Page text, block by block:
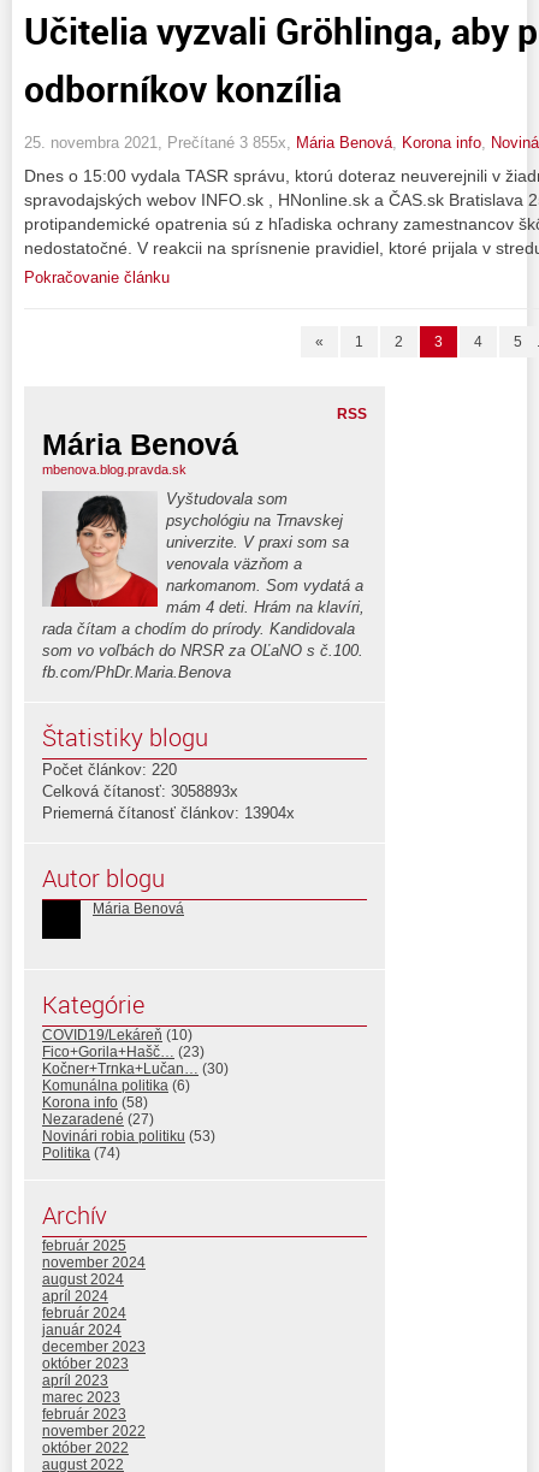
Učitelia vyzvali Gröhlinga, aby
odborníkov konzília
25. novembra 2021, Prečítané 3 855x, Mária Benová, Korona info,
Dnes o 15:00 vydala TASR správu, ktorú doteraz neuverejnili v
spravodajských webov INFO.sk , HNonline.sk a ČAS.sk Bratislava
protipandemické opatrenia sú z hľadiska ochrany zamestnancov
nedostatočné. V reakcii na sprísnenie pravidiel, ktoré prijala v
Pokračovanie článku
« 1 2 3 4 5
RSS
Mária Benová
mbenova.blog.pravda.sk
Vyštudovala som
psychológiu na Trnavskej
univerzite. V praxi som sa
venovala väzňom a
narkomanom. Som vydatá a
mám 4 deti. Hrám na klavíri,
rada čítam a chodím do prírody. Kandidovala
som vo voľbách do NRSR za OĽaNO s č.100.
fb.com/PhDr.Maria.Benova
Štatistiky blogu
Počet článkov: 220
Celková čítanosť: 3058893x
Priemerná čítanosť článkov: 13904x
Autor blogu
Mária Benová
Kategórie
COVID19/Lekáreň (10)
Fico+Gorila+Hašč… (23)
Kočner+Trnka+Lučan… (30)
Komunálna politika (6)
Korona info (58)
Nezaradené (27)
Novinári robia politiku (53)
Politika (74)
Archív
február 2025
november 2024
august 2024
apríl 2024
február 2024
január 2024
december 2023
október 2023
apríl 2023
marec 2023
február 2023
november 2022
október 2022
august 2022